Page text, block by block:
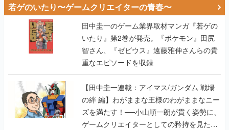
若ゲのいたり〜ゲームクリエイターの青春〜
田中圭一のゲーム業界取材マンガ『若ゲの
いたり』第2巻が発売。『ポケモン』田尻
智さん、『ゼビウス』遠藤雅伸さんらの貴
重なエピソードを収録
【田中圭一連載：アイマス/ガンダム 戦場
の絆 編】わがままな王様のわがままなニー
ズを満たす！──小山順一朗が貫く姿勢に、
ゲームクリエイターとしての矜持を見た